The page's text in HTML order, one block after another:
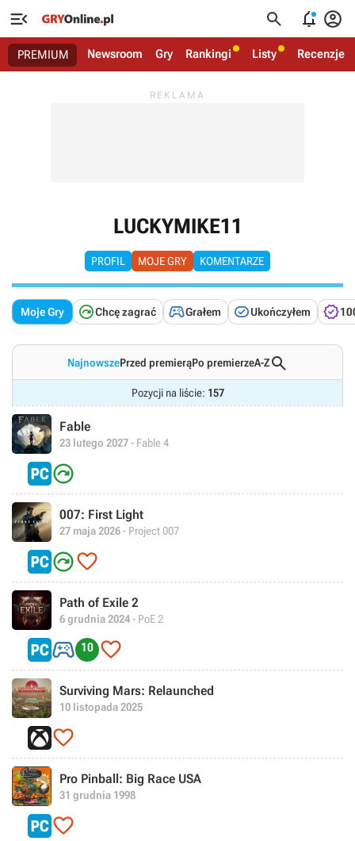
   
PREMIUM Newsroom Gry Rankingi Listy Recenzje
LUCKYMIKE11
PROFIL MOJE GRY KOMENTARZE
Moje Gry Chcę zagrać Grałem Ukończyłem 
NajnowszePrzed premierąPo premierzeA-Z
Pozycji na liście: 157
Fable
23 lutego 2027- Fable 4

007: First Light
27 maja 2026- Project 007

Path of Exile 2
6 grudnia 2024- PoE 2
 10 
Surviving Mars: Relaunched
10 listopada 2025

Pro Pinball: Big Race USA
31 grudnia 1998
